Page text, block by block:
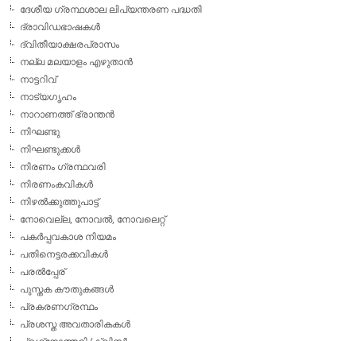
ദേശീയ ഗ്രന്ഥശാല ലിപ്യന്തരണ പദ്ധതി
ദ്രാവിഡഭാഷകള്‍
ദ്വിതീയാക്ഷരപ്രാസം
നല്ല മലയാളം എഴുതാന്‍
നാട്ടറിവ്
നാട്യഗൃഹം
നാറാണത്ത് ഭ്രാന്തന്‍
നിഘണ്ടു
നിഘണ്ടുക്കള്‍
നിരണം ഗ്രന്ഥവരി
നിരണംകവികള്‍
നിഴല്‍ക്കുത്തുപാട്ട്
നോവെല്ല, നോവല്‍, നോവലെറ്റ്
പകര്‍പ്പവകാശ നിയമം
പതിനെട്ടരക്കവികള്‍
പരല്‍പ്പേര്
പുസ്തക കൗതുകങ്ങള്‍
പ്രകരണഗ്രന്ഥം
പ്രശസ്ത അവതാരികകള്‍